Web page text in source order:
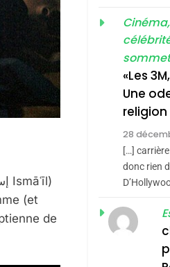
(et
de
6
«Les
Une
religion
28
[…]
donc rien
L’antisémitisme